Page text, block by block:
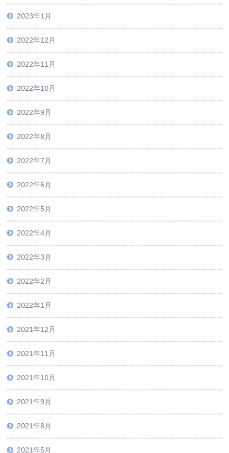
2023年1月
2022年12月
2022年11月
2022年10月
2022年9月
2022年8月
2022年7月
2022年6月
2022年5月
2022年4月
2022年3月
2022年2月
2022年1月
2021年12月
2021年11月
2021年10月
2021年9月
2021年8月
2021年5月